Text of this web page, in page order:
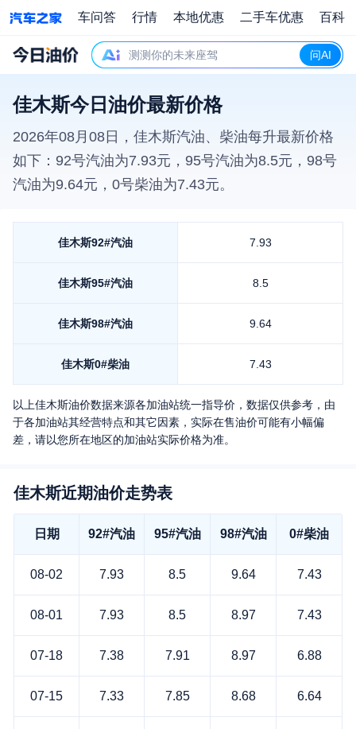
车问答 行情 本地优惠 二手车优惠 百科
测测你的未来座驾 问AI
佳木斯今日油价最新价格
2026年08月08日 ， 佳木斯汽油、柴油每升最新价格
如下：92号汽油为7.93元，95号汽油为8.5元，98号
汽油为9.64元，0号柴油为7.43元。
佳木斯92#汽油 7.93
佳木斯95#汽油 8.5
佳木斯98#汽油 9.64
佳木斯0#柴油 7.43
以上佳木斯油价数据来源各加油站统一指导价，数据仅供参考，由
于各加油站其经营特点和其它因素，实际在售油价可能有小幅偏
差，请以您所在地区的加油站实际价格为准。
佳木斯近期油价走势表
日期 92#汽油 95#汽油 98#汽油 0#柴油
08-02 7.93 8.5 9.64 7.43
08-01 7.93 8.5 8.97 7.43
07-18 7.38 7.91 8.97 6.88
07-15 7.33 7.85 8.68 6.64